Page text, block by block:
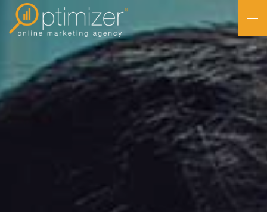
NL
FR